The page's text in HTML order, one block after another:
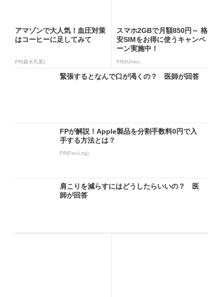
アマゾンで大人気！血圧対策
はコーヒーに足してみて
PR(森永乳業)
スマホ2GBで月額850円～ 格
安SIMをお得に使うキャンペ
ーン実施中！
PR(IIJmio)
緊張するとなんで口が渇くの？ 医師が回答
FPが解説！Apple製品を分割手数料0円で入
手する方法とは？
PR(Fav-Log)
肩こりを減らすにはどうしたらいいの？ 医
師が回答